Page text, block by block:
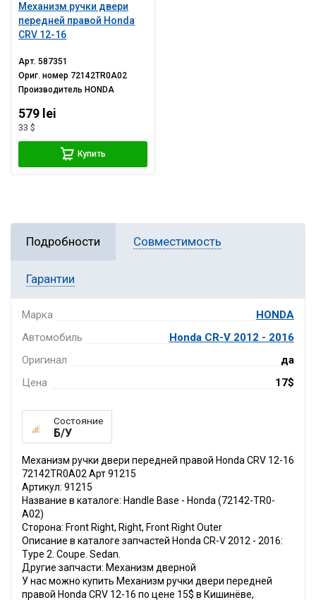
Механизм ручки двери
передней правой Honda
CRV 12-16
Арт.587351
Ориг. номер 72142TR0A02
Производитель HONDA
579 lei
33 $
Купить
Подробности Совместимость
Гарантии
Марка
HONDA
Автомобиль
Honda CR-V 2012 - 2016
Оригинал
да
Цена
17$
Состояние
Б/У
Механизм ручки двери передней правой Honda CRV 12-16
72142TR0A02 Арт 91215
Артикул: 91215
Название в каталоге: Handle Base - Honda (72142-TR0-
A02)
Сторона: Front Right, Right, Front Right Outer
Описание в каталоге запчастей Honda CR-V 2012 - 2016:
Type 2. Coupe. Sedan.
Другие запчасти: Механизм дверной
У нас можно купить Механизм ручки двери передней
правой Honda CRV 12-16 по цене 15$ в Кишинёве,